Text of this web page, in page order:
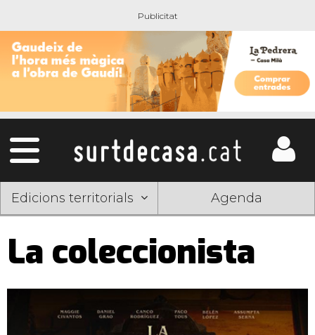
Edicions territorials Agenda
La coleccionista